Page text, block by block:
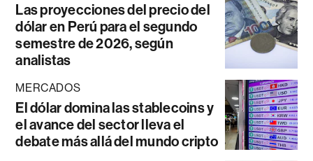
Las proyecciones del precio del
dólar en Perú para el segundo
semestre de 2026, según
analistas
MERCADOS
El dólar domina las stablecoins y
el avance del sector lleva el
debate más allá del mundo cripto